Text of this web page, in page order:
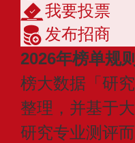
我要投票
发布招商
2026年榜单规
榜大数据「研
整理，并基于
研究专业测评